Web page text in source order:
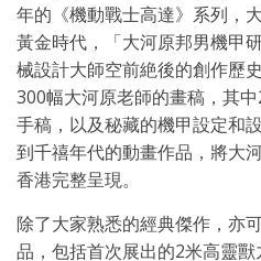
年的《機動戰士高達》系列，
黃金時代，「大河原邦男機甲
械設計大師空前絶後的創作歷
300幅大河原老師的畫稿，其
手稿，以及秘藏的機甲設定和
到千禧年代的動畫作品，將大
香港完整呈現。
除了大家熟悉的經典傑作，亦
品，包括首次展出的2米高靈